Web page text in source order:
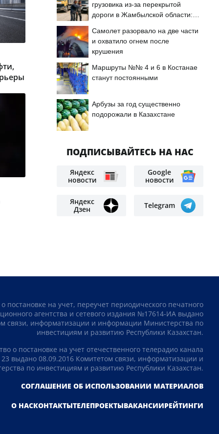
грузовика из-за перекрытой
дороги в Жамбылской области:
Самолет разорвало на две части
и охватило огнем после
крушения
Маршруты №№ 4 и 6 в Костанае
станут постоянными
Арбузы за год существенно
подорожали в Казахстане
ПОДПИСЫВАЙТЕСЬ НА НАС
Яндекс
новости
Google
новости
Яндекс
Дзен
Telegram
постановке на учет, переучет периодического печатного
агентства и сетевого издания №17614-ИА выдано
связи, информатизации и информации Министерства по
инвестициям и развитию Республики Казахстан.
о постановке на учет отечественного телерадио канала
выдано 08.09.2016 Комитетом связи, информатизации и
по инвестициям и развитию Республики Казахстан.
СОГЛАШЕНИЕ ОБ ИСПОЛЬЗОВАНИИ МАТЕРИАЛОВ
О НАСКОНТАКТЫТЕЛЕПРОЕКТЫВАКАНСИИРЕЙТИНГИ